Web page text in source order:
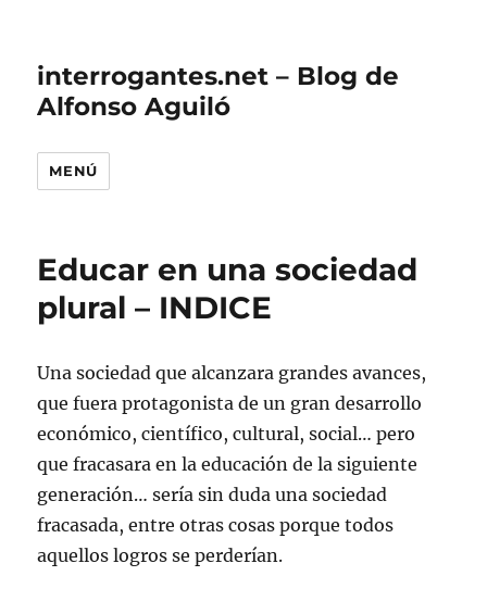
interrogantes.net – Blog de
Alfonso Aguiló
MENÚ
Educar en una sociedad
plural – INDICE
Una sociedad que alcanzara grandes avances,
que fuera protagonista de un gran desarrollo
económico, científico, cultural, social… pero
que fracasara en la educación de la siguiente
generación… sería sin duda una sociedad
fracasada, entre otras cosas porque todos
aquellos logros se perderían.